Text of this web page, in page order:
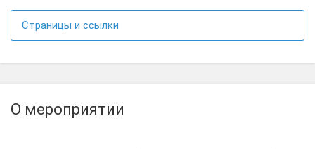
Страницы и ссылки
О мероприятии